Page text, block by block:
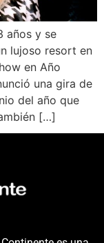
años y se
lujoso resort en
en Año
una gira de
del año que
[…]